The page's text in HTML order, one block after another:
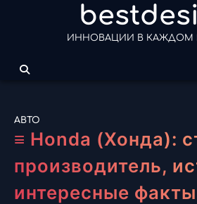
содержимомуИННОВАЦИИ В КАЖДОМ
АВТО
≡ Honda (Хонда):
производитель,
интересные факты